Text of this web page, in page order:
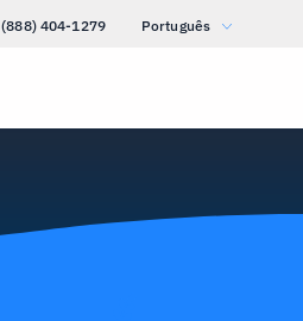
(888) 404-1279 Português